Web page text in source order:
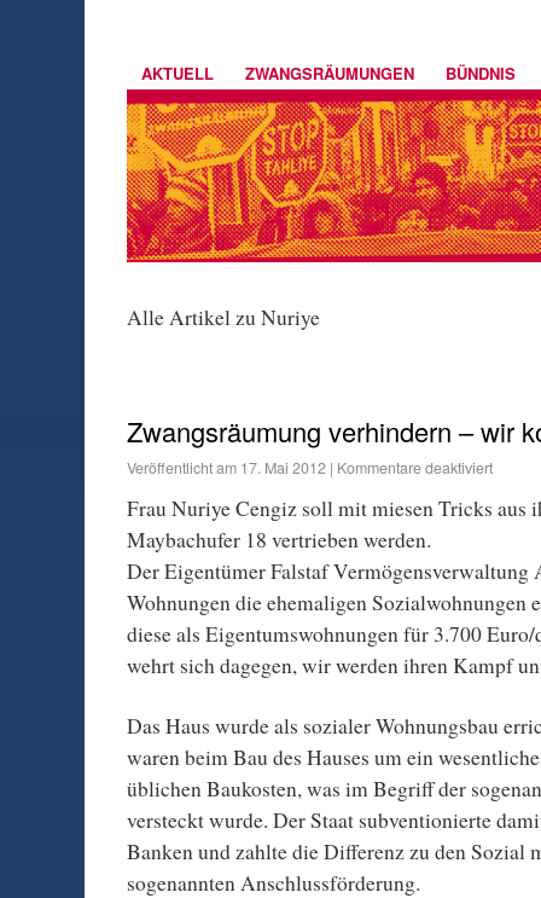
AKTUELL ZWANGSRÄUMUNGEN BÜNDNIS
Alle Artikel zu Nuriye
Zwangsräumung verhindern – wir
Veröffentlicht am 17. Mai 2012 | Kommentare deaktiviert
Frau Nuriye Cengiz soll mit miesen Tricks aus
Maybachufer 18 vertrieben werden.
Der Eigentümer Falstaf Vermögensverwaltung
Wohnungen die ehemaligen Sozialwohnungen
diese als Eigentumswohnungen für 3.700
wehrt sich dagegen, wir werden ihren Kampf
Das Haus wurde als sozialer Wohnungsbau
waren beim Bau des Hauses um ein
üblichen Baukosten, was im Begriff der
versteckt wurde. Der Staat subventionierte
Banken und zahlte die Differenz zu den Sozial
sogenannten Anschlussförderung.